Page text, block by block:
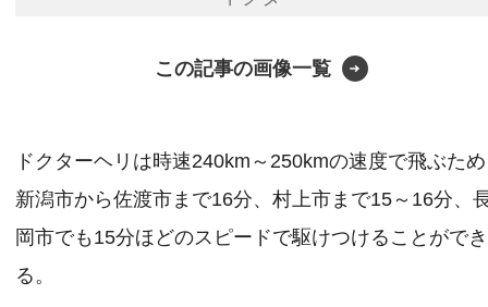
この記事の画像一覧
ドクターヘリは時速240km～250kmの速度で飛ぶた
新潟市から佐渡市まで16分、村上市まで15～16分、
岡市でも15分ほどのスピードで駆けつけることができ
る。